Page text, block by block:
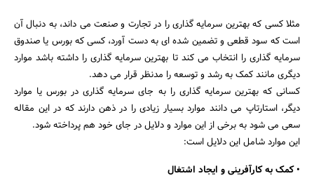
مثلا کسی که بهترین سرمایه گذاری را در تجارت و صنعت می داند، به دنبال آن
است که سود قطعی و تضمین شده ای به دست آورد، کسی که بورس یا صندوق
سرمایه گذاری را انتخاب می کند تا بهترین سرمایه گذاری را داشته باشد موارد
دیگری مانند کمک به رشد و توسعه را مدنظر قرار می دهد.
کسانی که بهترین سرمایه گذاری را به جای سرمایه گذاری در بورس یا موارد
دیگر، استارتاپ می دانند موارد بسیار زیادی را در ذهن دارند که در این مقاله
سعی می شود به برخی از این موارد و دلایل در جای خود هم پرداخته شود.
این موارد شامل این دلایل است:
• کمک به کارآفرینی و ایجاد اشتغال